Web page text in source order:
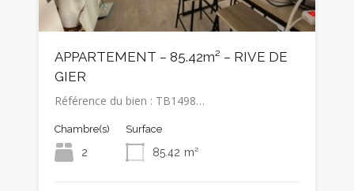
APPARTEMENT – 85.42m² – RIVE DE
GIER
Référence du bien : TB1498…
Chambre(s)
2
Surface
85.42 m²